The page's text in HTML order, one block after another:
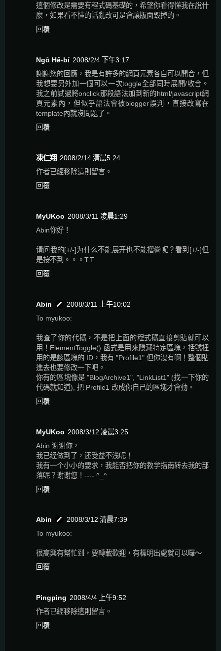
這個修改是需要有程式碼基礎的，希望你看得懂我在說什
麼，如果看不懂的話亂改可是會讓版面毀掉的。
回覆
Ngô͘ Hê-bí 2008/2/4 下午3:17
謝謝您的回應，我是有許多的網頁元素各自可以開合，但
我想要另外加一個可以一次toggle全部同時展開/收合。
我之前試過將onclick那段語法加到新的html/javascript網
頁元素內，但似乎語法會被blogger誤判，直接改寫在
template內就沒問題了。
回覆
凍仁翔 2008/2/14 清晨5:24
作者已經移除這則留言。
回覆
MyUKoo 2008/3/11 凌晨1:29
Abin你好！
请问我的[+/-]为什么不能展开也不能摺疊呢？看到[+/-]但
是按不到。。。T.T
回覆
Abin
2008/3/11 上午10:02
To myukoo:
我查了你的代碼，不是把上面的程式碼直接剪貼就可以
用！ElementToggle() 函式是用來隱藏特定區塊，括號裡
用的是該區塊的 ID，我有 "Profile1" 但你沒有啊！整個貼
進去也要修改一下吧。
你有的區塊像是 "BlogArchive1", "LinkList1" (找一下你的
代碼就知道), 把 Profile1 改成你自己的區塊才會動。
回覆
MyUKoo 2008/3/12 凌晨3:25
Abin 谢谢你，
我已经做到了，还受益不浅呢！
我有一个小小的要求，我能否把你的教学指南转去我的部
落呢？谢谢您！---- ^_^
回覆
Abin
2008/3/12 清晨7:39
To myukoo:
很高興有幫忙到，要轉載歡迎，有標明出處就可以囉～
回覆
Pingping 2008/4/4 上午9:52
作者已經移除這則留言。
回覆